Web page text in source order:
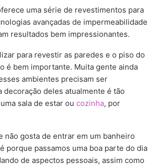
uma série de revestimentos para
avançadas de impermeabilidade
resultados bem impressionantes.
para revestir as paredes e o piso do
é bem importante. Muita gente ainda
ambientes precisam ser
decoração deles atualmente é tão
sala de estar ou cozinha, por
não gosta de entrar em um banheiro
porque passamos uma boa parte do dia
de aspectos pessoais, assim como